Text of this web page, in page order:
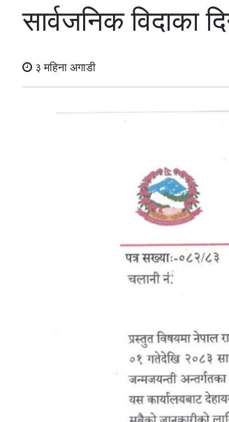
सार्वजनिक विदाका
३ महिना अगाडी